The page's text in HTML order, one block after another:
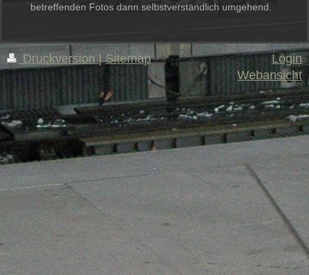
betreffenden Fotos dann selbstverständlich umgehend.
Druckversion| Sitemap
Login
Webansicht